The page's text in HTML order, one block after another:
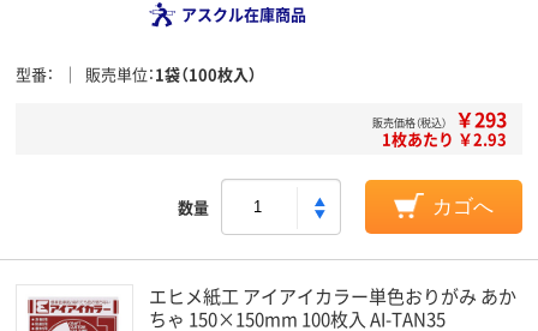
アスクル在庫商品
型番 販売単位 1袋（100枚入）
販売価格（税込） ￥293
1枚あたり ￥2.93
数量 カゴへ
エヒメ紙工 アイアイカラー単色おりがみ あか
ちゃ 150×150mm 100枚入 AI-TAN35